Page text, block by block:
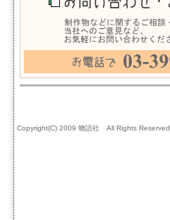
Copyright(C) 2009 物語社 All Rights Reserved.